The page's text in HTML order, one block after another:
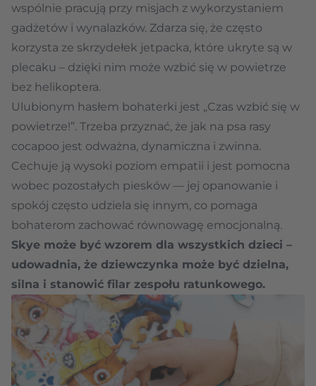
wspólnie pracują przy misjach z wykorzystaniem
gadżetów i wynalazków. Zdarza się, że często
korzysta ze skrzydełek jetpacka, które ukryte są w
plecaku – dzięki nim może wzbić się w powietrze
bez helikoptera.
Ulubionym hasłem bohaterki jest „Czas wzbić się w
powietrze!”. Trzeba przyznać, że jak na psa rasy
cocapoo jest odważna, dynamiczna i zwinna.
Cechuje ją wysoki poziom empatii i jest pomocna
wobec pozostałych piesków — jej opanowanie i
spokój często udziela się innym, co pomaga
bohaterom zachować równowagę emocjonalną.
Skye może być wzorem dla wszystkich dzieci –
udowadnia, że dziewczynka może być dzielna,
silna i stanowić filar zespołu ratunkowego.